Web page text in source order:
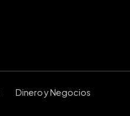
Dinero y Negocios